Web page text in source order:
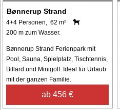
Bønnerup Strand
4+4 Personen, 62 m²
200 m zum Wasser.
Bønnerup Strand Ferienpark mit
Pool, Sauna, Spielplatz, Tischtennis,
Billard und Minigolf. Ideal für Urlaub
mit der ganzen Familie.
ab 456 €